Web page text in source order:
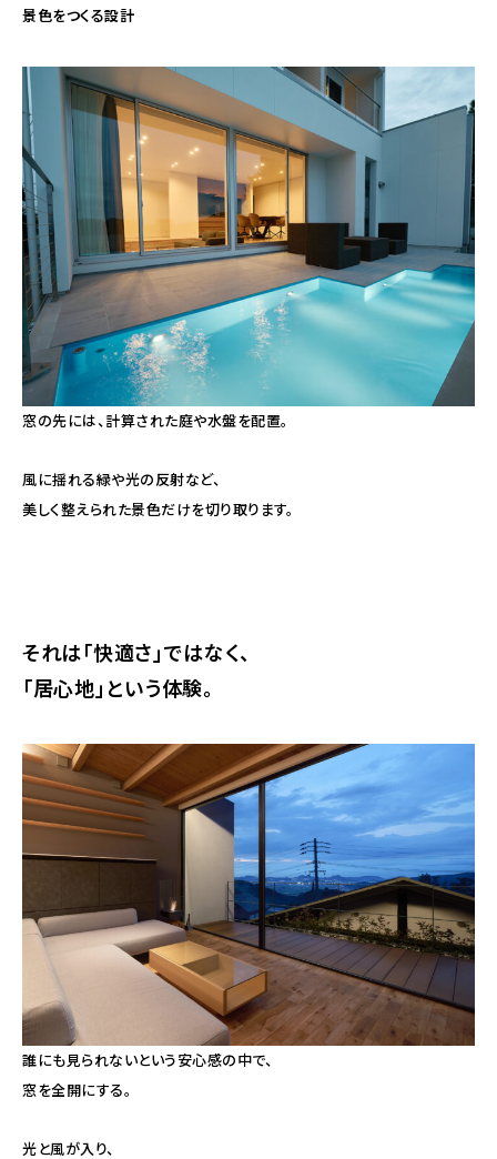
景色をつくる設計
窓の先には、計算された庭や水盤を配置。
風に揺れる緑や光の反射など、
美しく整えられた景色だけを切り取ります。
それは「快適さ」ではなく、
「居心地」という体験。
誰にも見られないという安心感の中で、
窓を全開にする。
光と風が入り、